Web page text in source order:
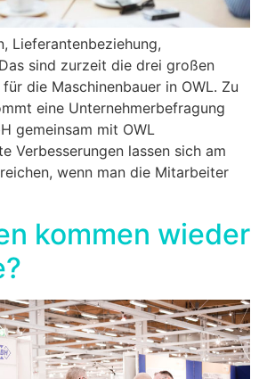
Lieferantenbeziehung,
sind zurzeit die drei großen
die Maschinenbauer in OWL. Zu
eine Unternehmerbefragung
gemeinsam mit OWL
Verbesserungen lassen sich am
wenn man die Mitarbeiter
kommen wieder